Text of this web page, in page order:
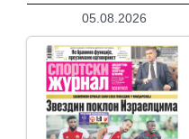
05.08.2026